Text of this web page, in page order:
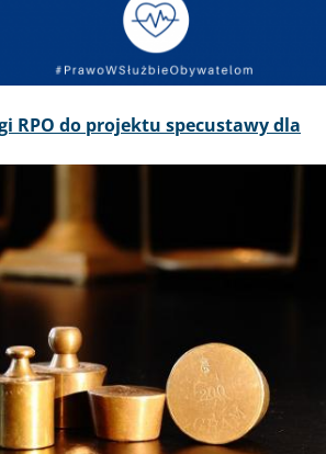
RPO do projektu specustawy dla